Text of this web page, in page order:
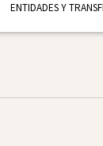
ENTIDADES Y